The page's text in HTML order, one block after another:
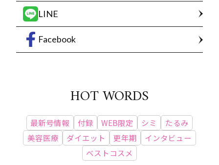
LINE
Facebook
HOT WORDS
最新号情報 付録 WEB限定 シミ
たるみ
美容医療
ダイエット 更年期
インタビュー
ベストコスメ